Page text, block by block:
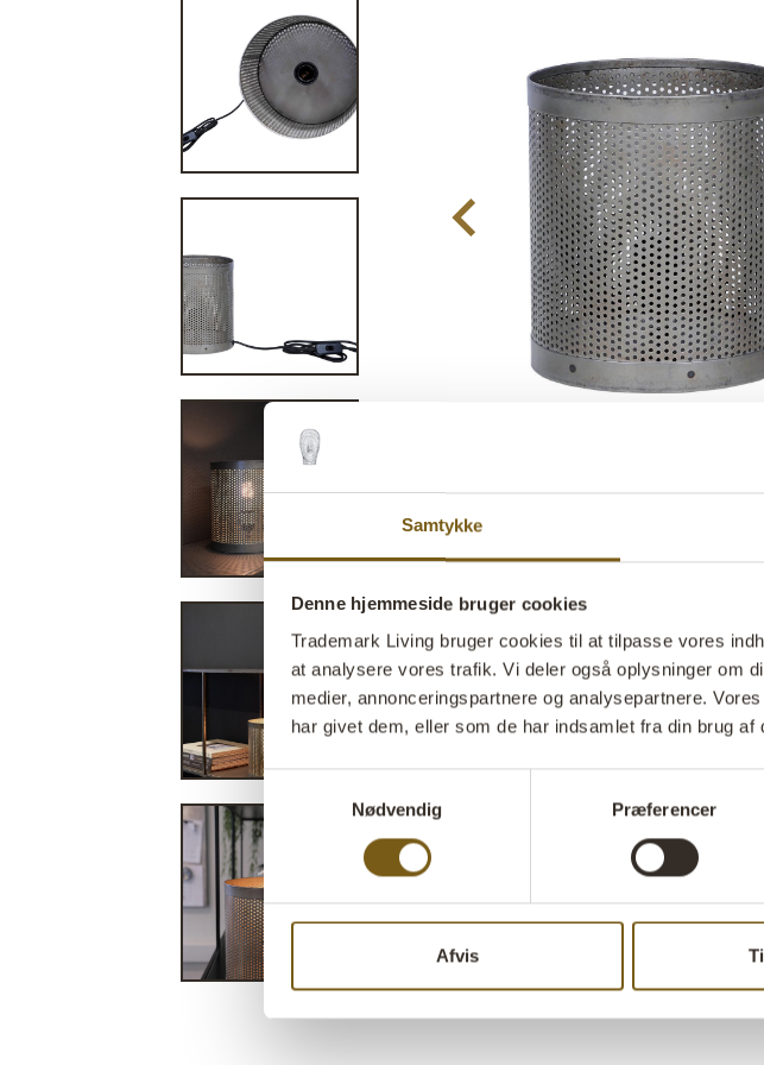
Samtykke
Denne hjemmeside bruger cookies
Trademark Living bruger cookies til at tilpasse vores
at analysere vores trafik. Vi deler også oplysninger om
medier, annonceringspartnere og analysepartnere.
har givet dem, eller som de har indsamlet fra din brug af
Samtykkevalg
Nødvendig
Præferencer
Afvis